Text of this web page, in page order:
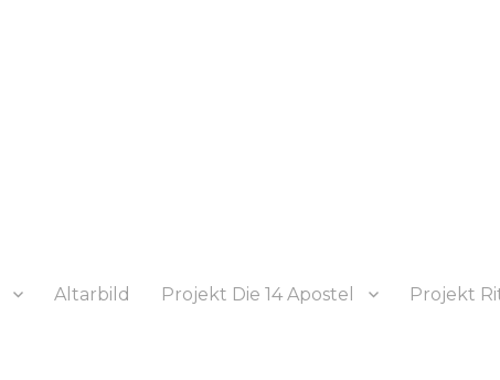
Altarbild Projekt Die 14 Apostel Projekt